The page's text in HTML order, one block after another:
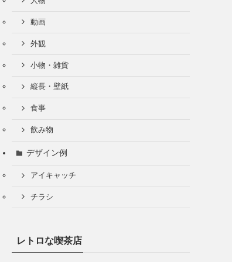
動画
外観
小物・雑貨
縦長・壁紙
食事
飲み物
デザイン例
アイキャッチ
チラシ
レトロな喫茶店